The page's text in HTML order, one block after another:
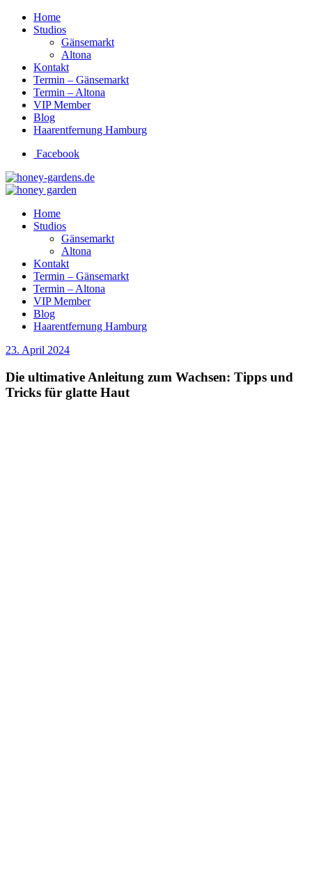
Home
Studios
Gänsemarkt
Altona
Kontakt
Termin – Gänsemarkt
Termin – Altona
VIP Member
Blog
Haarentfernung Hamburg
Facebook
Home
Studios
Gänsemarkt
Altona
Kontakt
Termin – Gänsemarkt
Termin – Altona
VIP Member
Blog
Haarentfernung Hamburg
23. April 2024
Die ultimative Anleitung zum Wachsen: Tipps und
Tricks für glatte Haut